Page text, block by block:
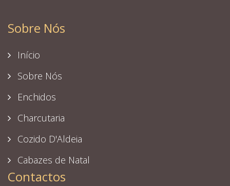
Sobre Nós
Início
Sobre Nós
Enchidos
Charcutaria
Cozido D'Aldeia
Cabazes de Natal
Contactos